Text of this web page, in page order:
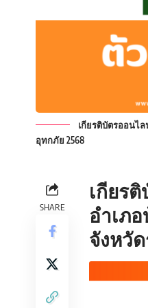
เกียรติบัตรออนไ
อุทกภัย 2568
SHARE
เกียร
อำเภ
จังหวัด